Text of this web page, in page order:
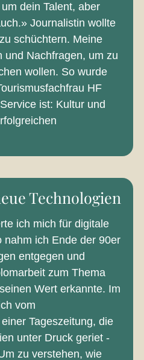
dein Talent, aber
Journalistin wollte
schüchtern. Meine
und Nachfragen, um zu
wollen. So wurde
HF
ist: Kultur und
Technologien
ich mich für digitale
nahm ich Ende der 90er
entgegen und
zum Thema
Wert erkannte. Im
vom
Tageszeitung, die
unter Druck geriet -
zu verstehen, wie